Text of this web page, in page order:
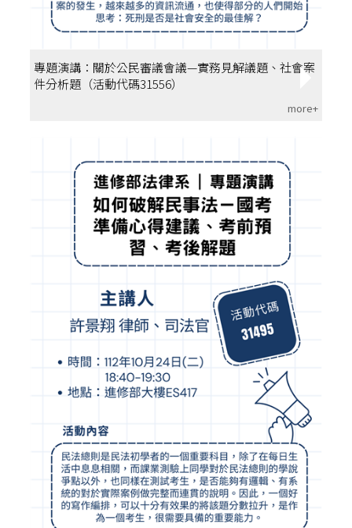
專題演講：關於公民審議會議—實務見解議題、社會案
件分析題（活動代碼31556）
more+